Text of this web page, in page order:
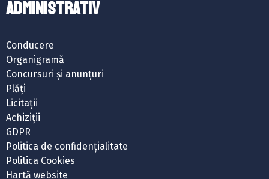
ADMINISTRATIV
Conducere
Organigramă
Concursuri și anunțuri
Plăți
Licitații
Achiziții
GDPR
Politica de confidențialitate
Politica Cookies
Hartă website